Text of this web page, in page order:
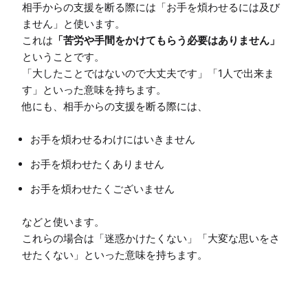
相手からの支援を断る際には「お手を煩わせるには及び
ません」と使います。
これは 「苦労や手間をかけてもらう必要はありません」
ということです。
「大したことではないので大丈夫です」「1人で出来ま
す」といった意味を持ちます。
お手を煩わせるわけにはいきません
お手を煩わせたくありません
お手を煩わせたくございません
などと使います。
これらの場合は「迷惑かけたくない」「大変な思いをさ